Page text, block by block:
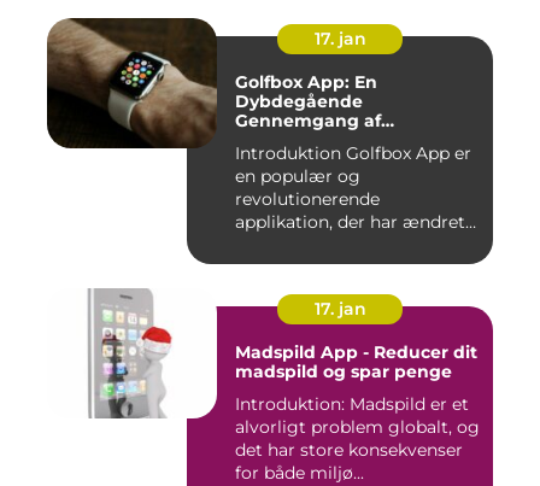
17. jan
Golfbox App: En
Dybdegående
Gennemgang af
Introduktion Golfbox App er
en populær og
revolutionerende
applikation, der har ændret
17. jan
Madspild App - Reducer dit
madspild og spar penge
Introduktion: Madspild er et
alvorligt problem globalt, og
det har store konsekvenser
for både miljø...